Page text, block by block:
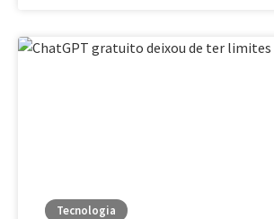
Tecnologia